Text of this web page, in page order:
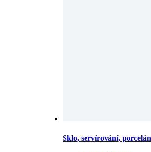
Sklo, servírování, porcelán